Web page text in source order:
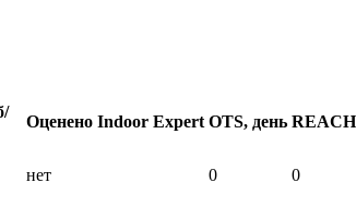
Оценено Indoor Expert OTS, день REACH
нет 0 0